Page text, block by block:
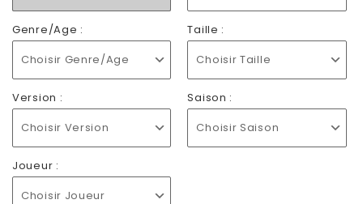
Genre/Age :
Choisir Genre/Age
Taille :
Choisir Taille
Version :
Choisir Version
Saison :
Choisir Saison
Joueur :
Choisir Joueur